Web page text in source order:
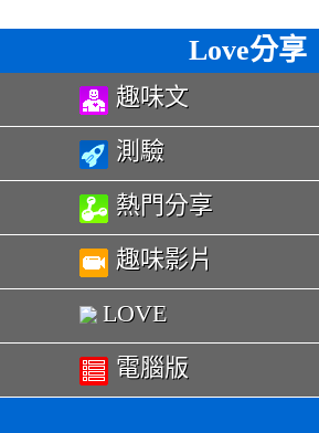
Love分享
趣味文
測驗
熱門分享
趣味影片
LOVE
電腦版